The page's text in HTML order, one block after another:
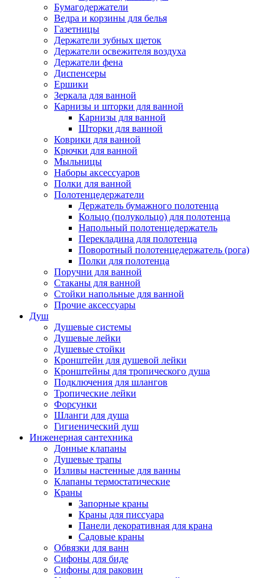
Бумагодержатели
Ведра и корзины для белья
Газетницы
Держатели зубных щеток
Держатели освежителя воздуха
Держатели фена
Диспенсеры
Ершики
Зеркала для ванной
Карнизы и шторки для ванной
Карнизы для ванной
Шторки для ванной
Коврики для ванной
Крючки для ванной
Мыльницы
Наборы аксессуаров
Полки для ванной
Полотенцедержатели
Держатель бумажного полотенца
Кольцо (полукольцо) для полотенца
Напольный полотенцедержатель
Перекладина для полотенца
Поворотный полотенцедержатель (рога)
Полки для полотенца
Поручни для ванной
Стаканы для ванной
Стойки напольные для ванной
Прочие аксессуары
Душ
Душевые системы
Душевые лейки
Душевые стойки
Кронштейн для душевой лейки
Кронштейны для тропического душа
Подключения для шлангов
Тропические лейки
Форсунки
Шланги для душа
Гигиенический душ
Инженерная сантехника
Донные клапаны
Душевые трапы
Изливы настенные для ванны
Клапаны термостатические
Краны
Запорные краны
Краны для писсуара
Панели декоративная для крана
Садовые краны
Обвязки для ванн
Сифоны для биде
Сифоны для раковин